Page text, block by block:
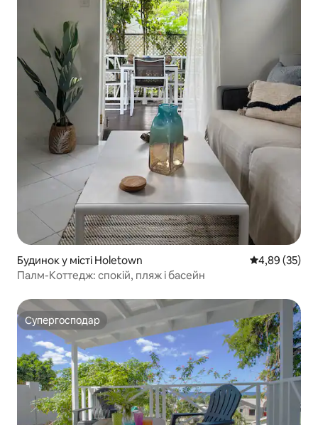
Будинок у місті Holetown Середня
4,89 (35)
Палм-Коттедж: спокій, пляж і басейн
Супергосподар
Супергосподар